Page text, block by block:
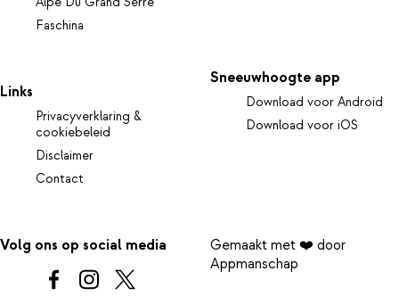
Faschina
Links
Privacyverklaring &
cookiebeleid
Disclaimer
Contact
Sneeuwhoogte app
Download voor Android
Download voor iOS
Volg ons op social media
Gemaakt met ❤️ door
Appmanschap